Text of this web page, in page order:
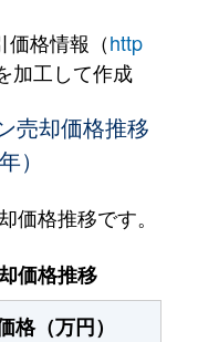
の島
徒歩
中央
寒中央
寒中央
寒中央
価格情報（http
加工して作成
売却価格推移
）
価格推移です。
価格推移
格（万円）